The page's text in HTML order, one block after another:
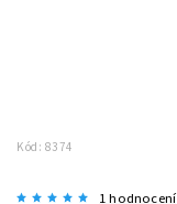
Kód: 8374
1 hodnocení